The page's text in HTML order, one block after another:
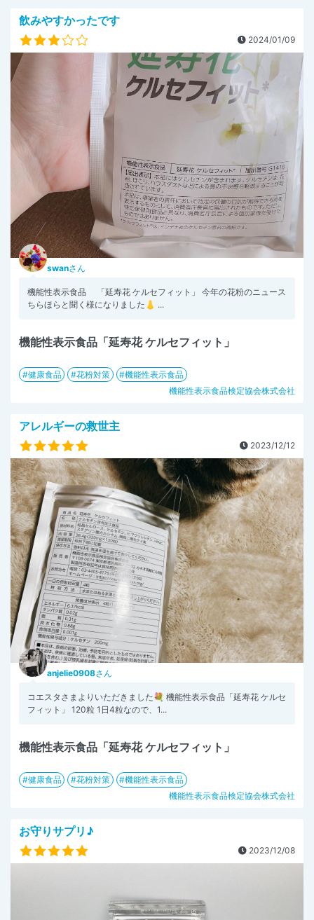
飲みやすかったです
2024/01/09
swanさん
機能性表示食品 「延寿花 ケルセフィット」 今年の花粉のニュース
ちらほらと聞く様になりました👃 ...
機能性表示食品「延寿花 ケルセフィット」
健康食品 花粉対策
機能性表示食品
機能性表示食品検定協会株式会社
アレルギーの救世主
2023/12/12
anjelie0908さん
コエスタさまよりいただきました💐 機能性表示食品「延寿花 ケルセ
フィット」 120粒 1日4粒なので、1...
機能性表示食品「延寿花 ケルセフィット」
健康食品 花粉対策
機能性表示食品
機能性表示食品検定協会株式会社
お守りサプリ♪
2023/12/08